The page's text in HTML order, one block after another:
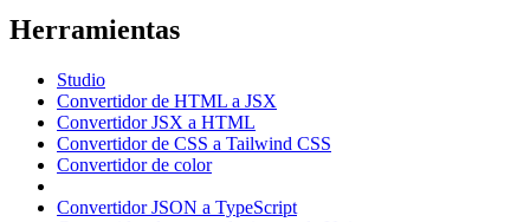
Herramientas
Studio
Convertidor de HTML a JSX
Convertidor JSX a HTML
Convertidor de CSS a Tailwind CSS
Convertidor de color
Convertidor JSON a TypeScript